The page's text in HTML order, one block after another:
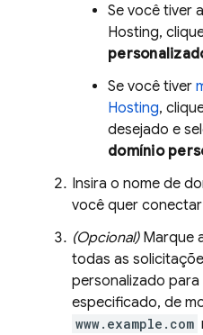
Se você tiver
Hosting,
Se você tiver
Hosting,
desejado e
domínio
Insira o nome de
você quer
(Opcional)Marque
todas as
personalizado
especificado, de
www.example.com